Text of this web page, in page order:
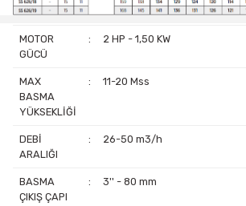
MOTOR
GÜCÜ
: 2 HP - 1,50 KW
MAX
BASMA
YÜKSEKLİĞİ
: 11-20 Mss
DEBİ
ARALIĞI
: 26-50 m3/h
BASMA
ÇIKIŞ ÇAPI
: 3'' - 80 mm